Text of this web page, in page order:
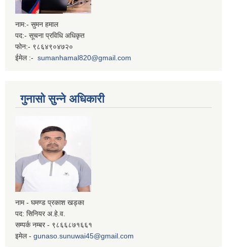
नाम:- सुमन हमाल
पद:- सूचना प्रविधि अधिकृत
फोन:- ९८६४९०४७२०
ईमेल :- sumanhamal820@gmail.com
गुनासो सुन्ने अधिकारी
नाम - घमण्ड प्रकाश खड्का
पद: सिनियर अ.हे.व.
सम्पर्क नम्बर - ९८६६८७१६६१
इमेल - gunaso.sunuwai45@gmail.com